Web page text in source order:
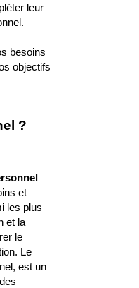
leur
besoins
objectifs
?
et
les plus
et la
le
Le
est un